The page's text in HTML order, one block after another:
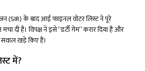
(SIR) के बाद आई फाइनल वोटर लिस्ट ने पूरे
दी है। विपक्ष ने इसे “डर्टी गेम” करार दिया है और
खड़े किए हैं।
में?